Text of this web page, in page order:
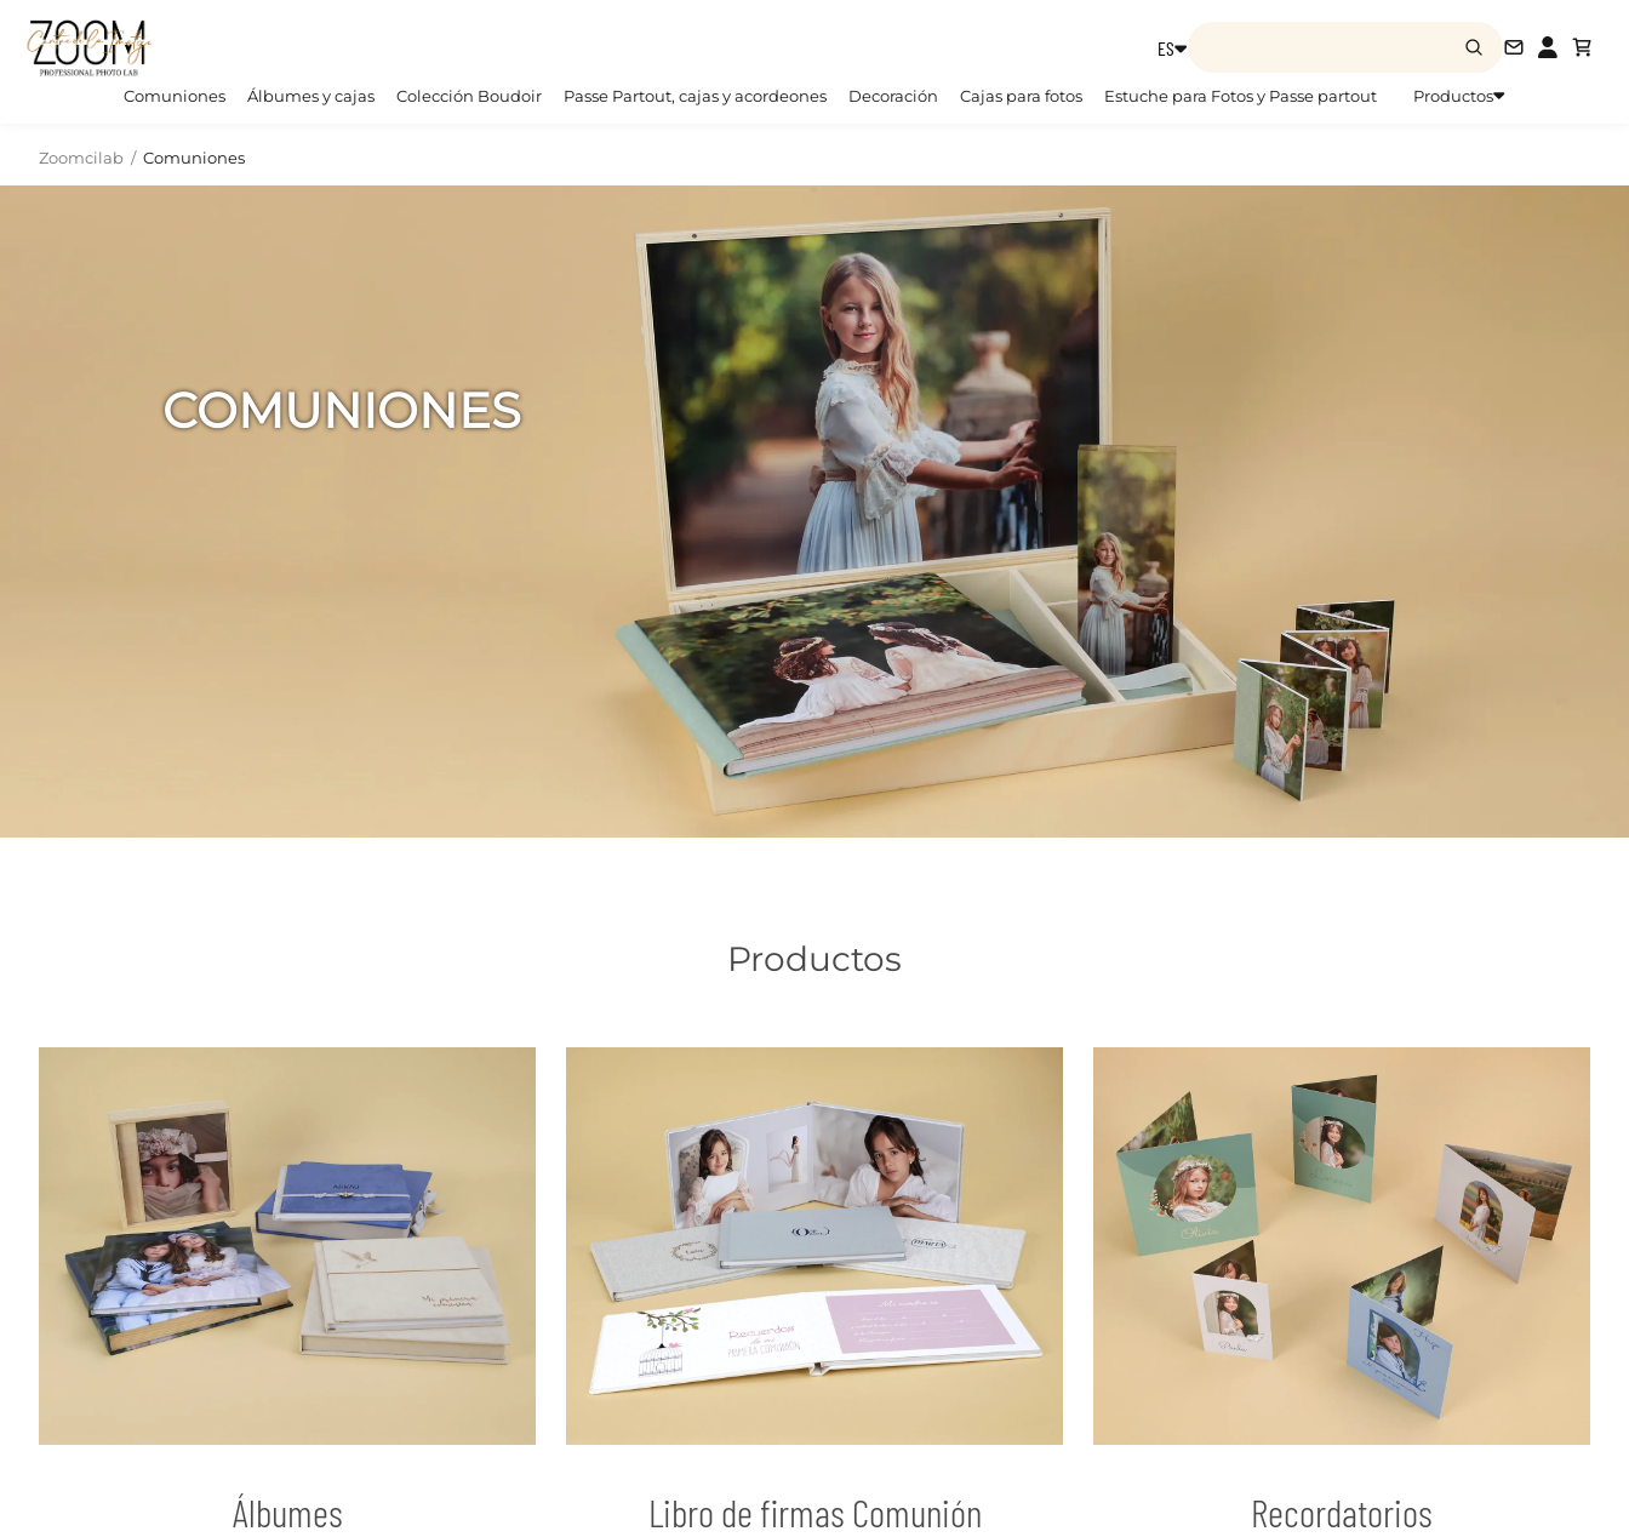
ES
Comuniones Álbumes y cajas Colección Boudoir Passe Partout, cajas y acordeones Decoración Cajas para fotos Estuche para Fotos y Passe partout Productos
Zoomcilab / Comuniones
COMUNIONES
COMUNIONES
Productos
Álbumes Libro de firmas Comunión Recordatorios